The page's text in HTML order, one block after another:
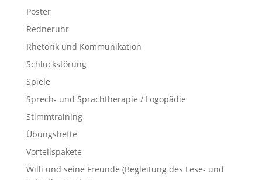
Poster
Redneruhr
Rhetorik und Kommunikation
Schluckstörung
Spiele
Sprech- und Sprachtherapie / Logopädie
Stimmtraining
Übungshefte
Vorteilspakete
Willi und seine Freunde (Begleitung des Lese- und